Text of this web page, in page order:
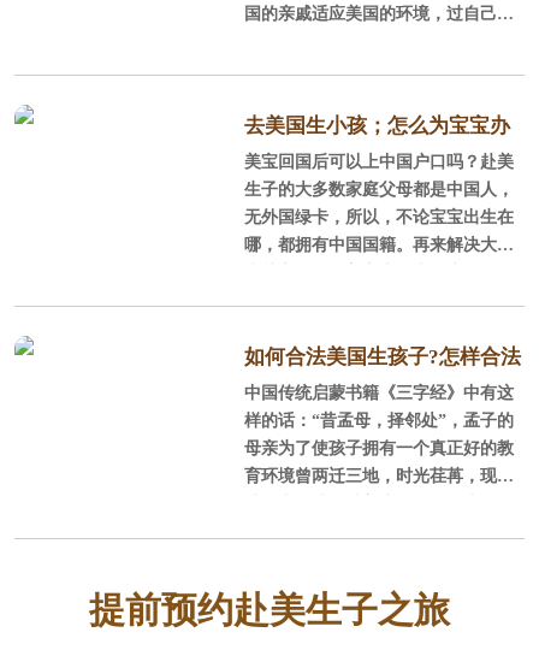
国的亲戚适应美国的环境，过自己的
事事打扰。好选择一个能照顾自己的
月子中心。如何选美国坐月子：专业
的、能托付的月子中心让孕妈更安
心。
去美国生小孩；怎么为宝宝办
理国内户口呢？
美宝回国后可以上中国户口吗？赴美
生子的大多数家庭父母都是中国人，
无外国绿卡，所以，不论宝宝出生在
哪，都拥有中国国籍。再来解决大家
你解答。
如何合法美国生孩子?怎样合法
的赴美国生孩子呢？
中国传统启蒙书籍《三字经》中有这
样的话：“昔孟母，择邻处”，孟子的
母亲为了使孩子拥有一个真正好的教
育环境曾两迁三地，时光荏苒，现代
提前预约赴美生子之旅